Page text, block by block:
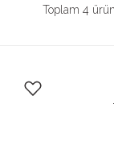
Toplam 4 ürün